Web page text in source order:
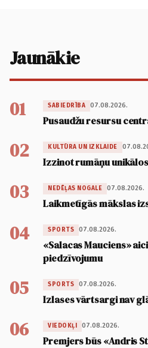
Jaunākie
01 SABIEDRĪBA 07.08.2026.
Pusaudžu resursu
02 KULTŪRA UN IZKLAIDE
Izzinot rumāņu
03 NEDĒĻAS NOGALE 07.08.2026.
Laikmetīgās mākslas
04 SPORTS 07.08.2026.
«Salacas Mauciens»
piedzīvojumu
05 SPORTS 07.08.2026.
Izlases vārtsargi nav
06 VIEDOKĻI 07.08.2026.
Premjers būs «Andris